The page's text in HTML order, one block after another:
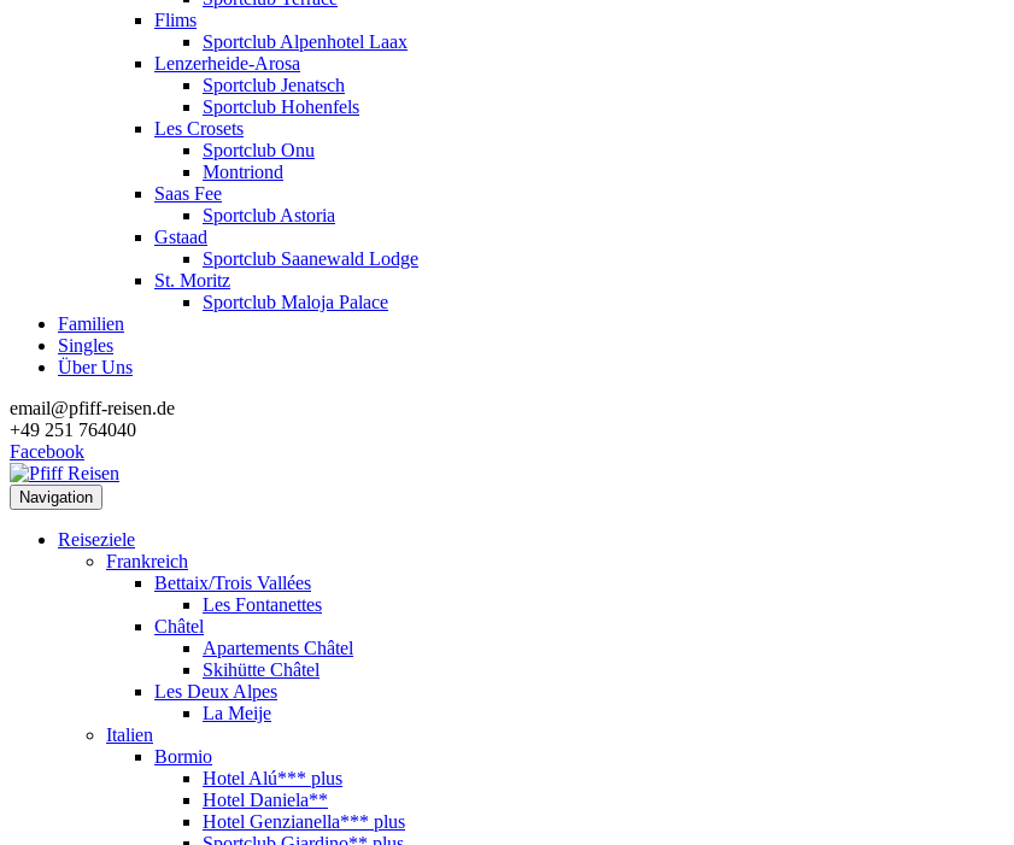
Flims
Sportclub Alpenhotel Laax
Lenzerheide-Arosa
Sportclub Jenatsch
Sportclub Hohenfels
Les Crosets
Sportclub Onu
Montriond
Saas Fee
Sportclub Astoria
Gstaad
Sportclub Saanewald Lodge
St. Moritz
Sportclub Maloja Palace
Familien
Singles
Über Uns
email@pfiff-reisen.de
+49 251 764040
Facebook
Navigation
Reiseziele
Frankreich
Bettaix/Trois Vallées
Les Fontanettes
Châtel
Apartements Châtel
Skihütte Châtel
Les Deux Alpes
La Meije
Italien
Bormio
Hotel Alú*** plus
Hotel Daniela**
Hotel Genzianella*** plus